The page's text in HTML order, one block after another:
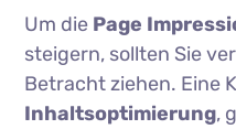
Um die Page
steigern, sollten Sie
Betracht ziehen. Eine
Inhaltsoptimierung,